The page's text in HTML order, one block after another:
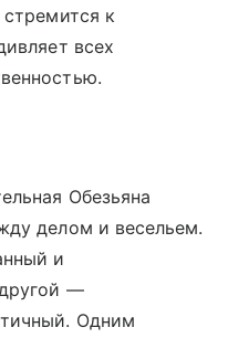
к
всех
Обезьяна
делом и весельем.
и
—
Одним